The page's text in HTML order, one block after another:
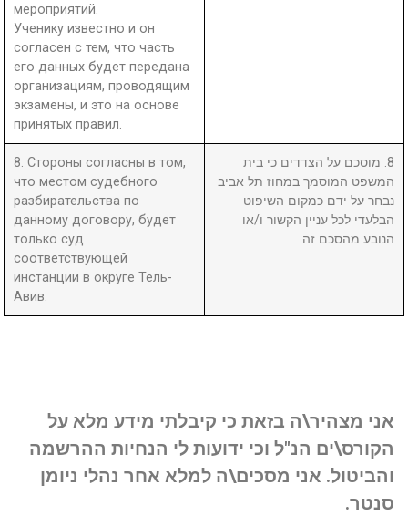
мероприятий.
Ученику известно и он
согласен с тем, что часть
его данных будет передана
организациям, проводящим
экзамены, и это на основе
принятых правил.
8. Стороны согласны в том,
что местом судебного
разбирательства по
данному договору, будет
только суд
соответствующей
инстанции в округе Тель-
Авив.
8. מוסכם על הצדדים כי בית
המשפט המוסמך במחוז תל אביב
נבחר על ידם כמקום השיפוט
הבלעדי לכל עניין הקשור ו/או
הנובע מהסכם זה.
אני מצהיר\ה בזאת כי קיבלתי מידע מלא על
הקורס\ים הנ"ל וכי ידועות לי הנחיות ההרשמה
והביטול. אני מסכים\ה למלא אחר נהלי ניומן
סנטר.